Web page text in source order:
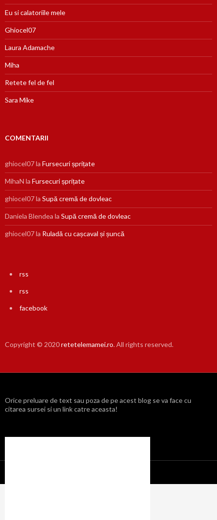
Eu si calatoriile mele
Ghiocel07
Laura Adamache
Miha
Retete fel de fel
Sara Mike
COMENTARII
ghiocel07la Fursecuri șprițate
MihaN la Fursecuri șprițate
ghiocel07la Supă cremă de dovleac
Daniela Blendea la Supă cremă de dovleac
ghiocel07la Ruladă cu cașcaval și șuncă
rss
rss
facebook
Copyright © 2020retetelemamei.ro. All rights reserved.
Orice preluare de text sau poza de pe acest blog se va face cu
citarea sursei si un link catre aceasta!